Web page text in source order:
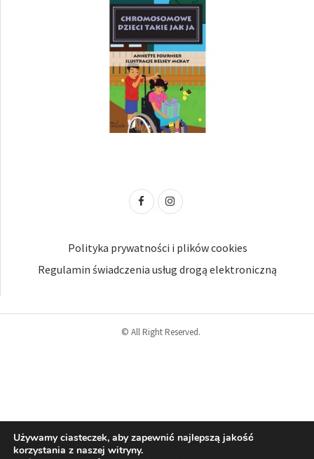
Polityka prywatności i plików cookies
Regulamin świadczenia usług drogą elektroniczną
© All Right Reserved.
Używamy ciasteczek, aby zapewnić najlepszą jakość
korzystania z naszej witryny.